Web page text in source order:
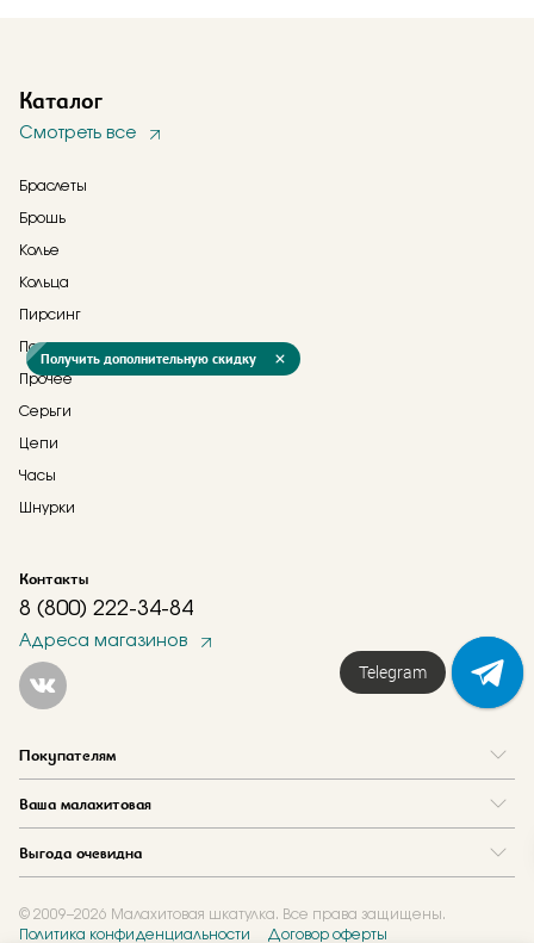
Каталог
Смотреть все
Браслеты
Брошь
Колье
Кольца
Пирсинг
Подвески
Прочее
Серьги
Цепи
Часы
Шнурки
Контакты
8 (800) 222-34-84
Адреса магазинов
Покупателям
Ваша малахитовая
Где купить
Новости
Журнал
Выгода очевидна
Акции
Обмен и скупка
© 2009–2026 Малахитовая шкатулка. Все права защищены.
Политика конфиденциальности
Договор оферты
Получить дополнительную скидку
Telegram